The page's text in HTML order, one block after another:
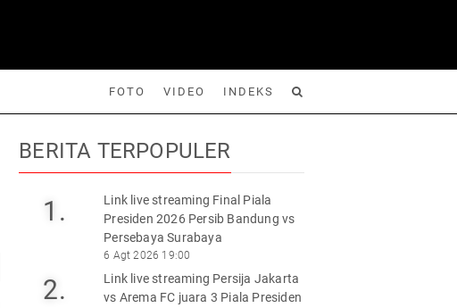
FOTO VIDEO INDEKS
Foto
BERITA TERPOPULER
1.
Link live streaming Final Piala
Presiden 2026 Persib Bandung vs
Persebaya Surabaya
6 Agt 2026 19:00
2.
Link live streaming Persija Jakarta
vs Arema FC juara 3 Piala Presiden